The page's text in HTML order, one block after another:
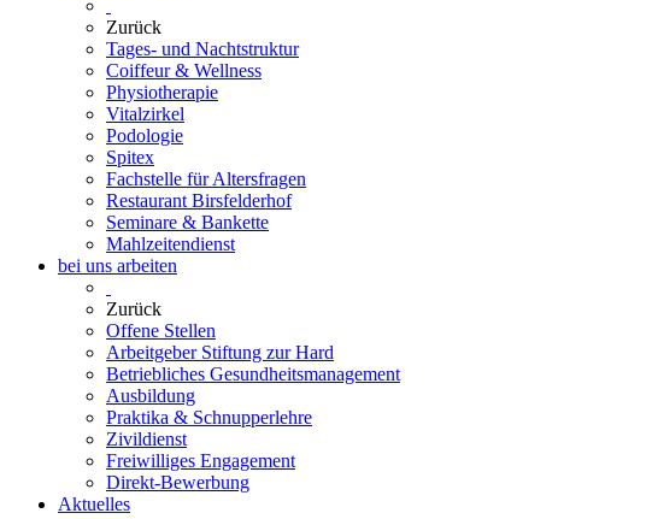
Zurück
Tages- und Nachtstruktur
Coiffeur & Wellness
Physiotherapie
Vitalzirkel
Podologie
Spitex
Fachstelle für Altersfragen
Restaurant Birsfelderhof
Seminare & Bankette
Mahlzeitendienst
bei uns arbeiten
Zurück
Offene Stellen
Arbeitgeber Stiftung zur Hard
Betriebliches Gesundheitsmanagement
Ausbildung
Praktika & Schnupperlehre
Zivildienst
Freiwilliges Engagement
Direkt-Bewerbung
Aktuelles